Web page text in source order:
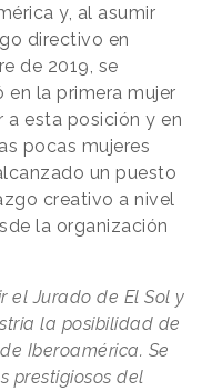
y, al asumir
directivo en
de 2019, se
en la primera mujer
a esta posición y en
pocas mujeres
un puesto
creativo a nivel
la organización
el Jurado de El Sol y
la posibilidad de
Iberoamérica. Se
prestigiosos del